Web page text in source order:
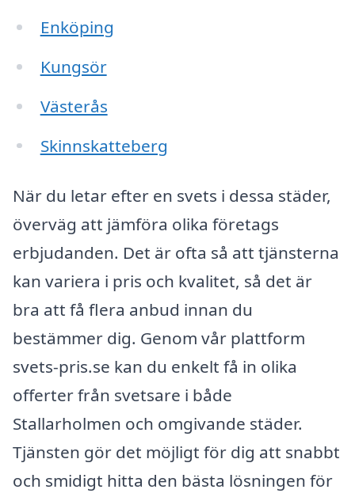
Enköping
Kungsör
Västerås
Skinnskatteberg
När du letar efter en svets i dessa städer,
överväg att jämföra olika företags
erbjudanden. Det är ofta så att tjänsterna
kan variera i pris och kvalitet, så det är
bra att få flera anbud innan du
bestämmer dig. Genom vår plattform
svets-pris.se kan du enkelt få in olika
offerter från svetsare i både
Stallarholmen och omgivande städer.
Tjänsten gör det möjligt för dig att snabbt
och smidigt hitta den bästa lösningen för